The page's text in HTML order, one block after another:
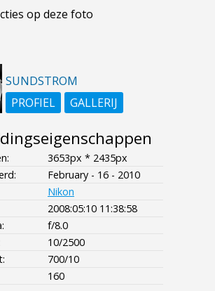
op deze foto
SUNDSTROM
PROFIEL
GALLERIJ
3653px * 2435px
February - 16 - 2010
Nikon
2008:05:10 11:38:58
f/8.0
10/2500
700/10
160